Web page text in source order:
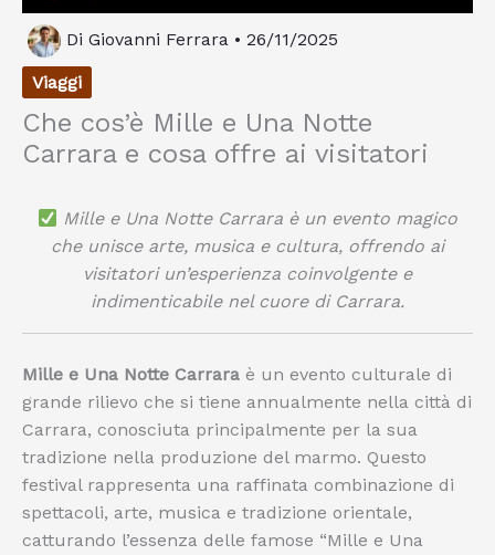
Di Giovanni Ferrara • 26/11/2025
Viaggi
Che cos’è Mille e Una Notte
Carrara e cosa offre ai visitatori
Mille e Una Notte Carrara è un evento magico
che unisce arte, musica e cultura, offrendo ai
visitatori un’esperienza coinvolgente e
indimenticabile nel cuore di Carrara.
Mille e Una Notte Carrara è un evento culturale di
grande rilievo che si tiene annualmente nella città di
Carrara, conosciuta principalmente per la sua
tradizione nella produzione del marmo. Questo
festival rappresenta una raffinata combinazione di
spettacoli, arte, musica e tradizione orientale,
catturando l’essenza delle famose “Mille e Una